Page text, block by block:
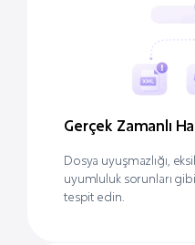
Gerçek Zamanlı
Dosya uyuşmazlığı,
uyumluluk sorunları gibi
tespit edin.